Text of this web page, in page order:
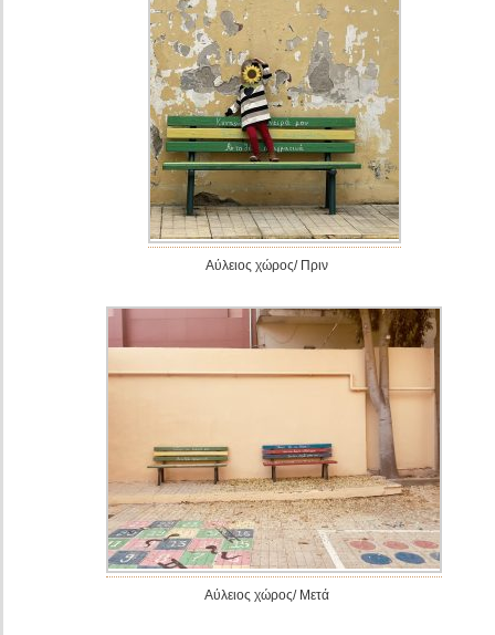
Αύλειος χώρος/ Πριν
Αύλειος χώρος/ Μετά